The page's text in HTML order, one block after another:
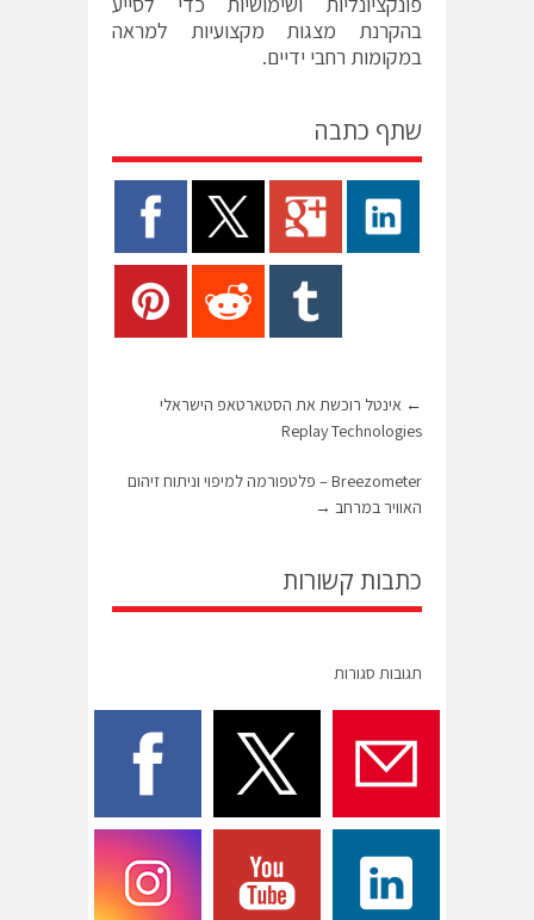
בהקרנת מצגות מקצועיות למראה
במקומות רחבי ידיים.
שתף כתבה
← אינטל רוכשת את הסטארטאפ הישראלי
Replay Technologies
Breezometer – פלטפורמה למיפוי וניתוח זיהום
האוויר במרחב →
כתבות קשורות
תגובות סגורות